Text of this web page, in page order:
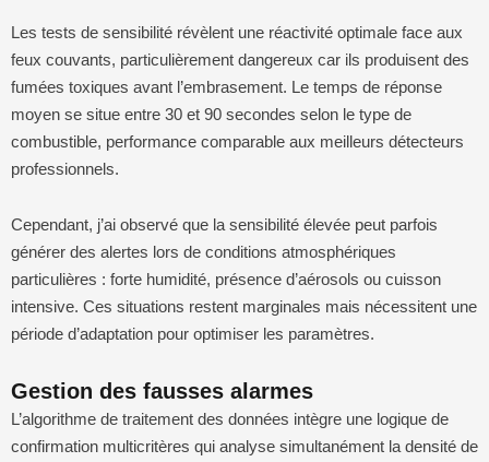
Les tests de sensibilité révèlent une réactivité optimale face aux
feux couvants, particulièrement dangereux car ils produisent des
fumées toxiques avant l’embrasement. Le temps de réponse
moyen se situe entre 30 et 90 secondes selon le type de
combustible, performance comparable aux meilleurs détecteurs
professionnels.
Cependant, j’ai observé que la sensibilité élevée peut parfois
générer des alertes lors de conditions atmosphériques
particulières : forte humidité, présence d’aérosols ou cuisson
intensive. Ces situations restent marginales mais nécessitent une
période d’adaptation pour optimiser les paramètres.
Gestion des fausses alarmes
L’algorithme de traitement des données intègre une logique de
confirmation multicritères qui analyse simultanément la densité de